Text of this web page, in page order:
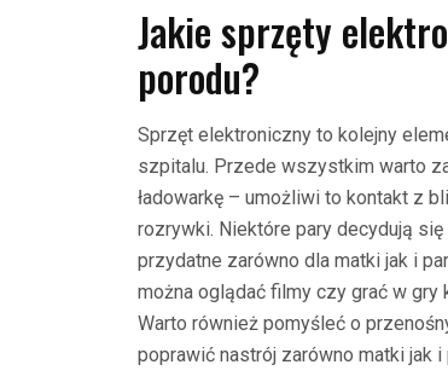
Jakie sprzęty
porodu?
Sprzęt elektroniczny to kolejny
szpitalu. Przede wszystkim warto
ładowarkę – umożliwi to kontakt z
rozrywki. Niektóre pary decydują
przydatne zarówno dla matki jak i
można oglądać filmy czy grać w
Warto również pomyśleć o
poprawić nastrój zarówno matki jak